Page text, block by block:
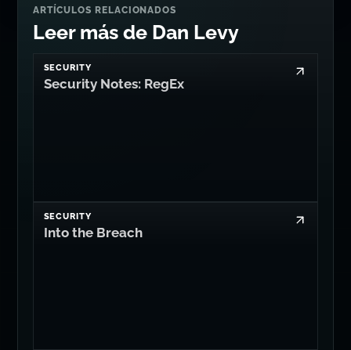
ARTÍCULOS RELACIONADOS
Leer más de Dan Levy
SECURITY
Security Notes: RegEx
SECURITY
Into the Breach